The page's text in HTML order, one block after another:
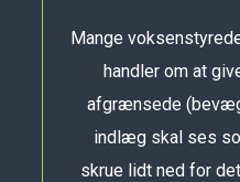
Mange
handler om at
afgrænsede
indlæg skal ses
skrue lidt ned for